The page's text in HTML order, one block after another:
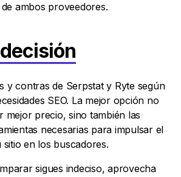
ambos proveedores.
decisión
y contras de Serpstat y Ryte según
SEO. La mejor opción no
mejor precio, sino también las
necesarias para impulsar el
sitio en los buscadores.
sigues indeciso, aprovecha